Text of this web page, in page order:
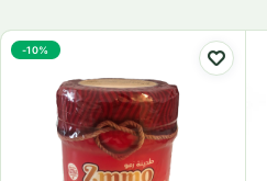
-10%